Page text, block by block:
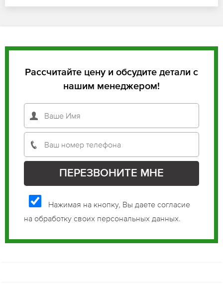
Рассчитайте цену и обсудите детали с
нашим менеджером!
Нажимая на кнопку, Вы даете согласие
на обработку своих персональных данных.